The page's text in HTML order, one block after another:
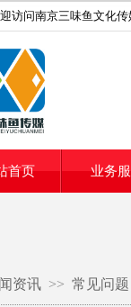
访问南京三味鱼文化传
首页 业务
资讯 >> 常见问题